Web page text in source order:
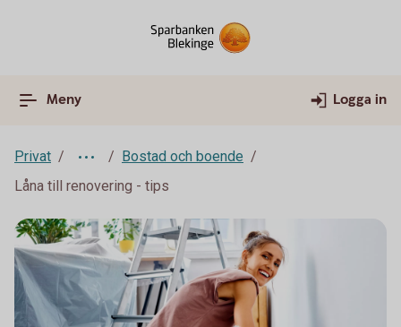
Meny Logga in
Privat
Bostad och boende
Låna till renovering - tips